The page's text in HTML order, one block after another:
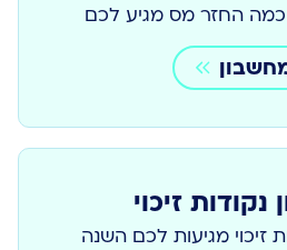
החזר מס מגיע לכם
זיכוי
זיכוי מגיעות לכם השנה